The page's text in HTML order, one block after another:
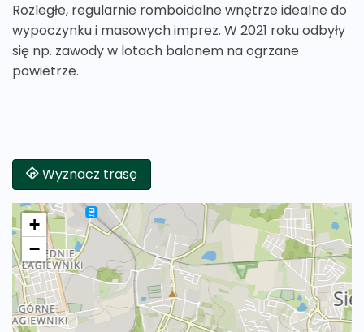
Rozległe, regularnie romboidalne wnętrze idealne do
wypoczynku i masowych imprez. W 2021 roku odbyły
się np. zawody w lotach balonem na ogrzane
powietrze.
Wyznacz trasę
+
−